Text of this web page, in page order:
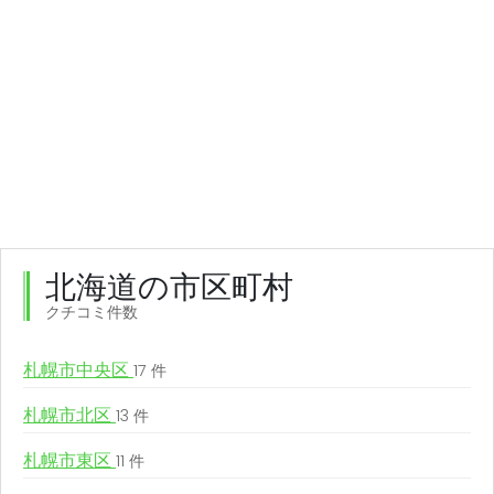
北海道の市区町村
クチコミ件数
札幌市中央区 17 件
札幌市北区 13 件
札幌市東区 11 件